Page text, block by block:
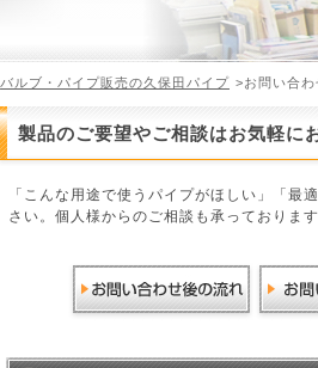
バルブ・パイプ販売の久保田パイプ >お問い合わ
製品のご要望やご相談はお気軽に
「こんな用途で使うパイプがほしい」「最
さい。個人様からのご相談も承っておりま